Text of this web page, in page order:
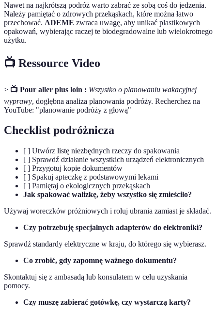
Nawet na najkrótszą podróż warto zabrać ze sobą coś do jedzenia.
Należy pamiętać o zdrowych przekąskach, które można łatwo
przechować. ADEME zwraca uwagę, aby unikać plastikowych
opakowań, wybierając raczej te biodegradowalne lub wielokrotnego
użytku.
📺 Ressource Video
> 📺 Pour aller plus loin : Wszystko o planowaniu wakacyjnej
wyprawy, dogłębna analiza planowania podróży. Recherchez na
YouTube: "planowanie podróży z głową"
Checklist podróżnicza
[ ] Utwórz listę niezbędnych rzeczy do spakowania
[ ] Sprawdź działanie wszystkich urządzeń elektronicznych
[ ] Przygotuj kopie dokumentów
[ ] Spakuj apteczkę z podstawowymi lekami
[ ] Pamiętaj o ekologicznych przekąskach
Jak spakować walizkę, żeby wszystko się zmieściło?
Używaj woreczków próżniowych i roluj ubrania zamiast je składać.
Czy potrzebuję specjalnych adapterów do elektroniki?
Sprawdź standardy elektryczne w kraju, do którego się wybierasz.
Co zrobić, gdy zapomnę ważnego dokumentu?
Skontaktuj się z ambasadą lub konsulatem w celu uzyskania
pomocy.
Czy muszę zabierać gotówkę, czy wystarczą karty?